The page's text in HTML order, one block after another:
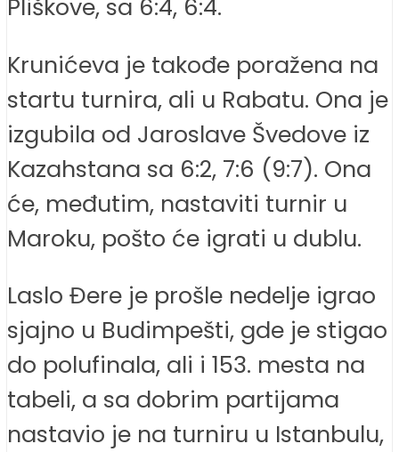
Pliškove, sa 6:4, 6:4.
Krunićeva je takođe poražena na
startu turnira, ali u Rabatu. Ona je
izgubila od Jaroslave Švedove iz
Kazahstana sa 6:2, 7:6 (9:7). Ona
će, međutim, nastaviti turnir u
Maroku, pošto će igrati u dublu.
Laslo Đere je prošle nedelje igrao
sjajno u Budimpešti, gde je stigao
do polufinala, ali i 153. mesta na
tabeli, a sa dobrim partijama
nastavio je na turniru u Istanbulu,